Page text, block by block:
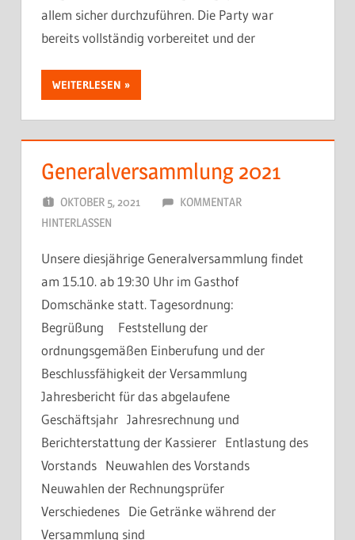
allem sicher durchzuführen. Die Party war
bereits vollständig vorbereitet und der
WEITERLESEN
Generalversammlung 2021
OKTOBER 5, 2021 DORFJUGEND
KOMMENTAR
HINTERLASSEN
Unsere diesjährige Generalversammlung findet
am 15.10. ab 19:30 Uhr im Gasthof
Domschänke statt. Tagesordnung:
Begrüßung Feststellung der
ordnungsgemäßen Einberufung und der
Beschlussfähigkeit der Versammlung
Jahresbericht für das abgelaufene
Geschäftsjahr Jahresrechnung und
Berichterstattung der Kassierer Entlastung des
Vorstands Neuwahlen des Vorstands
Neuwahlen der Rechnungsprüfer
Verschiedenes Die Getränke während der
Versammlung sind